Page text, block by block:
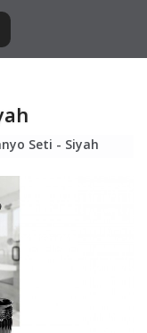
Seti - Siyah